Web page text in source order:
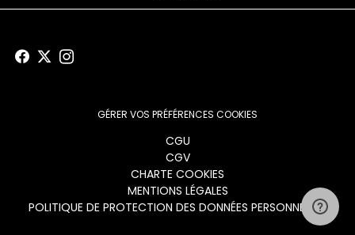
GÉRER VOS PRÉFÉRENCES COOKIES
CGU
CGV
CHARTE COOKIES
MENTIONS LÉGALES
POLITIQUE DE PROTECTION DES DONNÉES PERSONNELLES